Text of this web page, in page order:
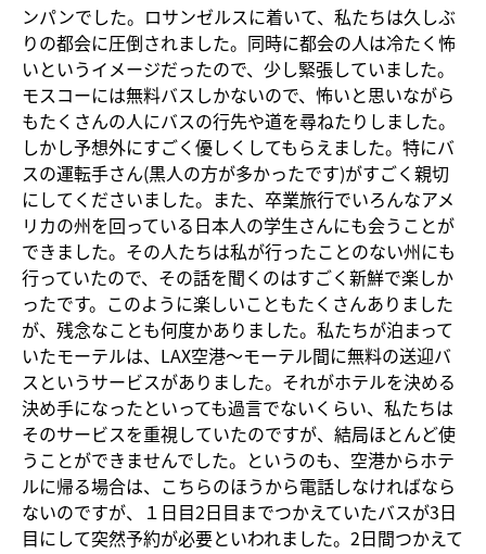
ンパンでした。ロサンゼルスに着いて、私たちは久しぶ
りの都会に圧倒されました。同時に都会の人は冷たく怖
いというイメージだったので、少し緊張していました。
モスコーには無料バスしかないので、怖いと思いながら
もたくさんの人にバスの行先や道を尋ねたりしました。
しかし予想外にすごく優しくしてもらえました。特にバ
スの運転手さん(黒人の方が多かったです)がすごく親切
にしてくださいました。また、卒業旅行でいろんなアメ
リカの州を回っている日本人の学生さんにも会うことが
できました。その人たちは私が行ったことのない州にも
行っていたので、その話を聞くのはすごく新鮮で楽しか
ったです。このように楽しいこともたくさんありました
が、残念なことも何度かありました。私たちが泊まって
いたモーテルは、LAX空港～モーテル間に無料の送迎バ
スというサービスがありました。それがホテルを決める
決め手になったといっても過言でないくらい、私たちは
そのサービスを重視していたのですが、結局ほとんど使
うことができませんでした。というのも、空港からホテ
ルに帰る場合は、こちらのほうから電話しなければなら
ないのですが、１日目2日目までつかえていたバスが3日
目にして突然予約が必要といわれました。2日間つかえて